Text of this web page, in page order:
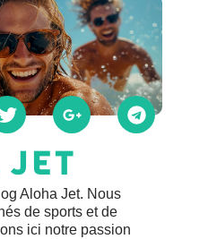
JET
Aloha Jet. Nous
de sports et de
ici notre passion